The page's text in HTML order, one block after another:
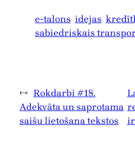
e-talons idejas
sabiedriskais
← Rokdarbi #18.
Adekvāta un saprotama
saišu lietošana tekstos